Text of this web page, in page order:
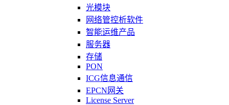
光模块
网络管控析软件
智能运维产品
服务器
存储
PON
ICG信息通信
EPCN网关
License Server